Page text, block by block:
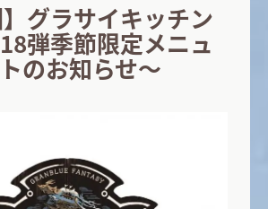
】グラサイキッチン
弾季節限定メニュ
のお知らせ～